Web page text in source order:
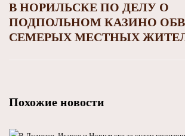
В НОРИЛЬСКЕ ПО ДЕЛУ О
ПОДПОЛЬНОМ КАЗИНО
СЕМЕРЫХ МЕСТНЫХ
Похожие новости